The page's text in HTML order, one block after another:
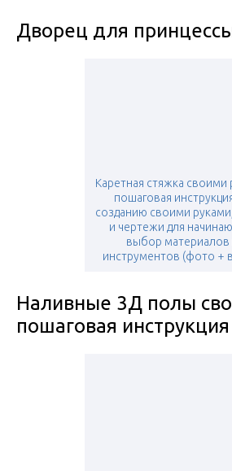
Дворец для
Каретная стяжка своими
пошаговая
созданию своими
и чертежи для
выбор материалов
инструментов (фото +
Наливные 3Д полы
пошаговая инструкция